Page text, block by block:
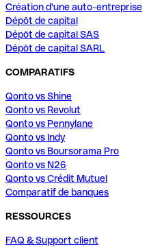
Création d'une auto-entreprise
Dépôt de capital
Dépôt de capital SAS
Dépôt de capital SARL
COMPARATIFS
Qonto vs Shine
Qonto vs Revolut
Qonto vs Pennylane
Qonto vs Indy
Qonto vs Boursorama Pro
Qonto vs N26
Qonto vs Crédit Mutuel
Comparatif de banques
RESSOURCES
FAQ & Support client